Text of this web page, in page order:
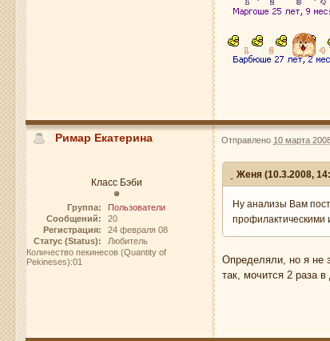
Римар Екатерина
Класс Бэби
Группа:
Пользователи
Сообщений:
20
Регистрация:
24 февраля 08
Статус (Status):
Любитель
Количество пекинесов (Quantity of
Pekineses):01
Отправлено 10 марта
Женя (10.3.2008,
Ну анализы Вам
профилактическими
Определяли, но я не
так, мочится 2 раза